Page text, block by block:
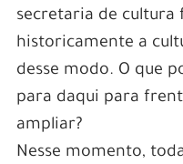
secretaria de cultura
historicamente a
desse modo. O que
para daqui para
ampliar?
Nesse momento,